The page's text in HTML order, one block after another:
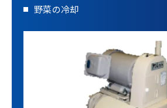
野菜の冷却